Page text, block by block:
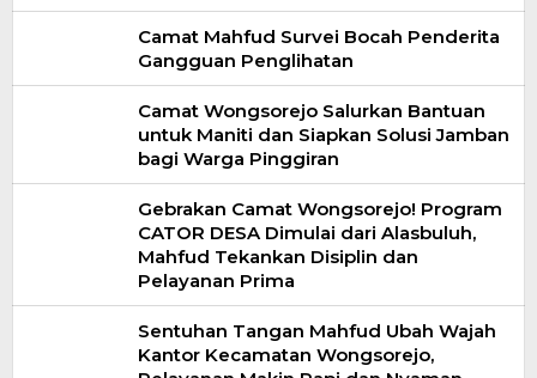
Camat Mahfud Survei Bocah Penderita
Gangguan Penglihatan
Camat Wongsorejo Salurkan Bantuan
untuk Maniti dan Siapkan Solusi Jamban
bagi Warga Pinggiran
Gebrakan Camat Wongsorejo! Program
CATOR DESA Dimulai dari Alasbuluh,
Mahfud Tekankan Disiplin dan
Pelayanan Prima
Sentuhan Tangan Mahfud Ubah Wajah
Kantor Kecamatan Wongsorejo,